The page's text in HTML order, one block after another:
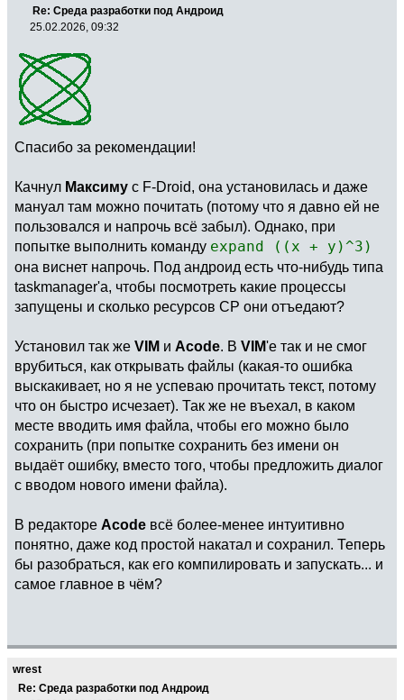
Re: Среда разработки под Андроид
25.02.2026, 09:32
Спасибо за рекомендации!
Качнул Максиму с F-Droid, она установилась и даже
мануал там можно почитать (потому что я давно ей не
пользовался и напрочь всё забыл). Однако, при
попытке выполнить команду expand ((x + y)^3)
она виснет напрочь. Под андроид есть что-нибудь типа
taskmanager'а, чтобы посмотреть какие процессы
запущены и сколько ресурсов CP они отъедают?
Установил так же VIM и Acode. В VIM'е так и не смог
врубиться, как открывать файлы (какая-то ошибка
выскакивает, но я не успеваю прочитать текст, потому
что он быстро исчезает). Так же не въехал, в каком
месте вводить имя файла, чтобы его можно было
сохранить (при попытке сохранить без имени он
выдаёт ошибку, вместо того, чтобы предложить диалог
с вводом нового имени файла).
В редакторе Acode всё более-менее интуитивно
понятно, даже код простой накатал и сохранил. Теперь
бы разобраться, как его компилировать и запускать... и
самое главное в чём?
wrest
Re: Среда разработки под Андроид